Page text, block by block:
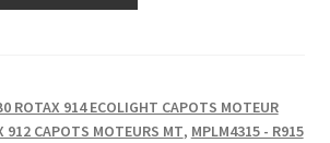
ROTAX 914 ECOLIGHT CAPOTS MOTEUR
912 CAPOTS MOTEURS MT, MPLM4315 - R915